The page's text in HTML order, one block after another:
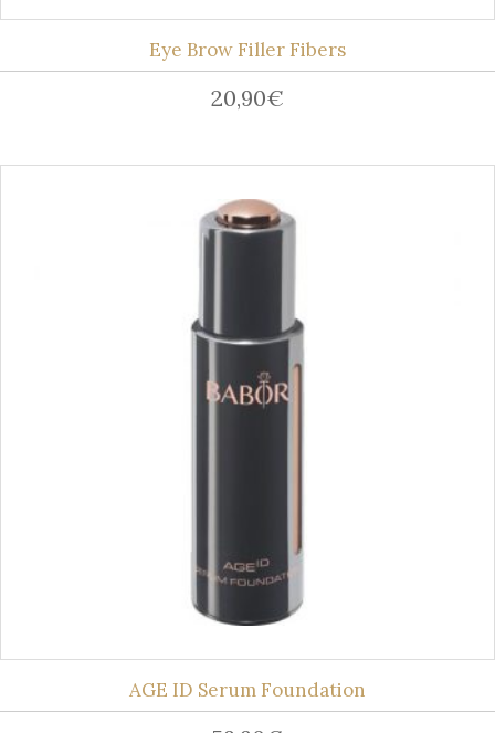
Eye Brow Filler Fibers
20,90€
AGE ID Serum Foundation